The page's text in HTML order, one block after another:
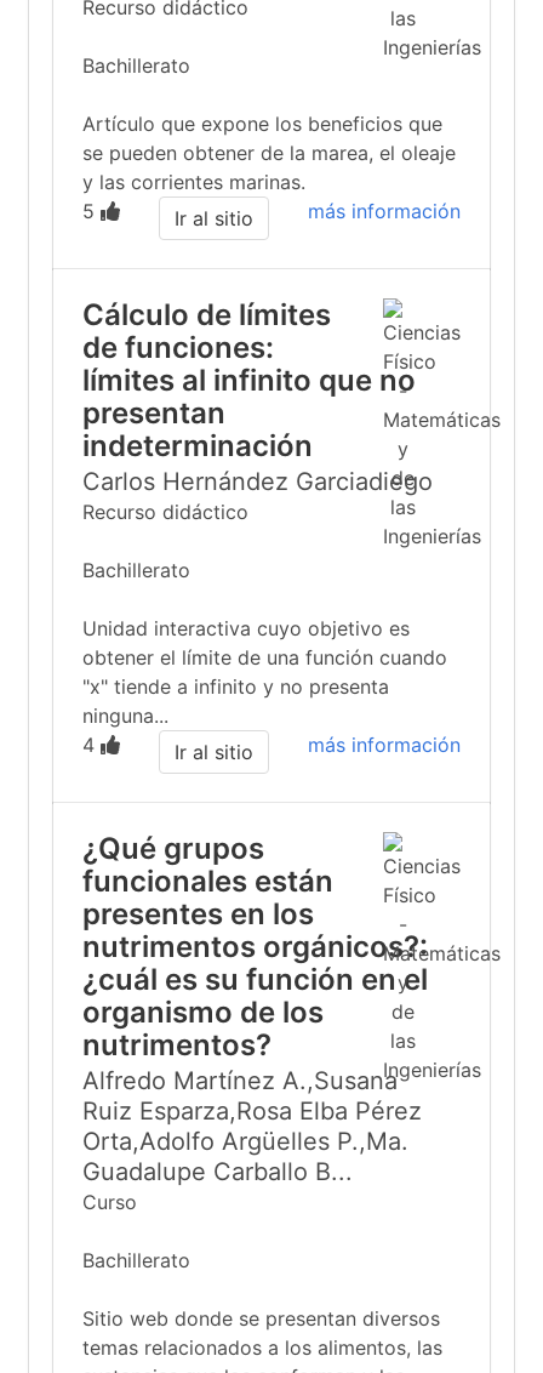
Recurso didáctico
Bachillerato
Artículo que expone los beneficios que
se pueden obtener de la marea, el oleaje
y las corrientes marinas.
5
más información
Ir al sitio
Cálculo de límites
de funciones:
límites al infinito que no
presentan
indeterminación
Carlos Hernández Garciadiego
Recurso didáctico
Bachillerato
Unidad interactiva cuyo objetivo es
obtener el límite de una función cuando
"x" tiende a infinito y no presenta
ninguna...
4
más información
Ir al sitio
¿Qué grupos
funcionales están
presentes en los
nutrimentos orgánicos?:
¿cuál es su función en el
organismo de los
nutrimentos?
Alfredo Martínez A.,Susana
Ruiz Esparza,Rosa Elba Pérez
Orta,Adolfo Argüelles P.,Ma.
Guadalupe Carballo B...
Curso
Bachillerato
Sitio web donde se presentan diversos
temas relacionados a los alimentos, las